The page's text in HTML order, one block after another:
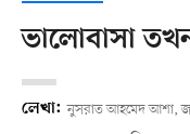
ভালোবাসা
লেখা: নুসরাত আহমেদ আশা,